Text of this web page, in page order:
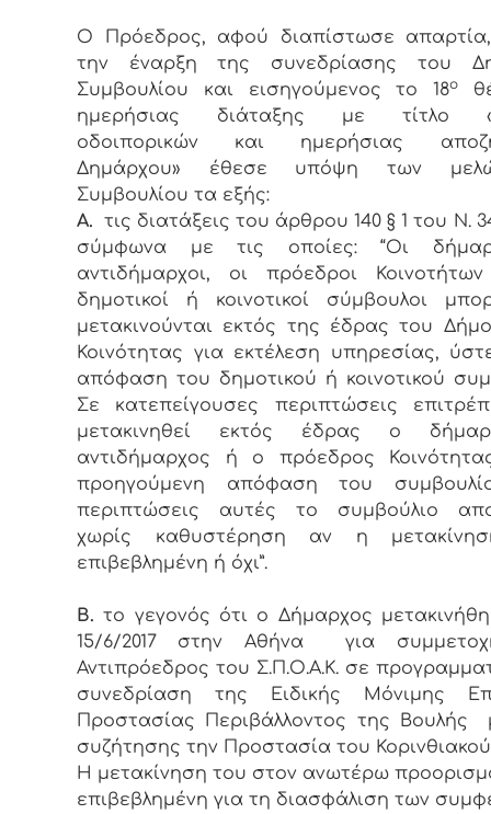
Ο Πρόεδρος, αφού διαπίστωσε
την έναρξη της συνεδρίασης του
Συμβουλίου και εισηγούμενος το 18ο
ημερήσιας διάταξης με τίτλο
οδοιπορικών και ημερήσιας
Δημάρχου» έθεσε υπόψη των
Συμβουλίου τα εξής:
Α.
τις διατάξεις του άρθρου 140 § 1 του Ν.
σύμφωνα με τις οποίες: “Οι
αντιδήμαρχοι, οι πρόεδροι
δημοτικοί ή κοινοτικοί σύμβουλοι
μετακινούνται εκτός της έδρας του
Κοινότητας για εκτέλεση υπηρεσίας,
απόφαση του δημοτικού ή κοινοτικού
Σε κατεπείγουσες περιπτώσεις
μετακινηθεί εκτός έδρας ο
αντιδήμαρχος ή ο πρόεδρος
προηγούμενη απόφαση του
περιπτώσεις αυτές το συμβούλιο
χωρίς καθυστέρηση αν η
επιβεβλημένη ή όχι”.
Β.το γεγονός ότι ο Δήμαρχος
15/6/2017 στην Αθήνα για
Αντιπρόεδρος του Σ.Π.Ο.Α.Κ. σε
συνεδρίαση της Ειδικής Μόνιμης
Προστασίας Περιβάλλοντος της Βουλής
συζήτησης την Προστασία του
Η μετακίνηση του στον ανωτέρω
επιβεβλημένη για τη διασφάλιση των